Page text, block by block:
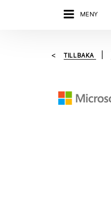
MENY
TILLBAKA